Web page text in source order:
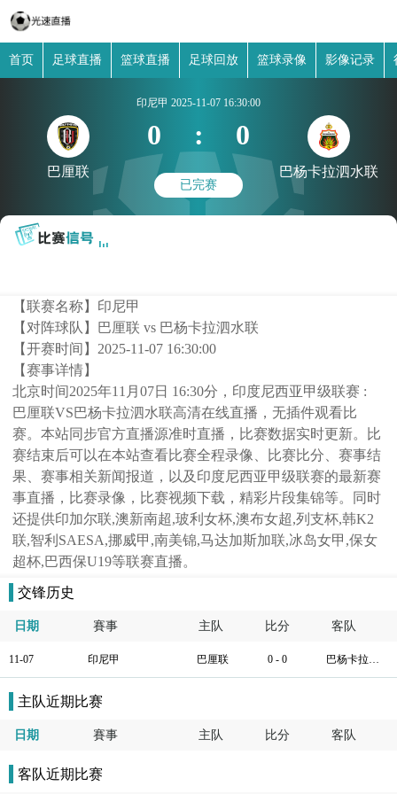
首页 足球直播 篮球直播 足球回放 篮球录像 影像记录
巴厘联
印尼甲 2025-11-07 16:30:00
0 : 0
已完赛
巴杨卡拉泗水联
【联赛名称】 印尼甲
【对阵球队】 巴厘联 vs 巴杨卡拉泗水联
【开赛时间】 2025-11-07 16:30:00
【赛事详情】
北京时间2025年11月07日 16:30分，印度尼西亚甲级联赛 :
巴厘联VS巴杨卡拉泗水联高清在线直播，无插件观看比
赛。本站同步官方直播源准时直播，比赛数据实时更新。比
赛结束后可以在本站查看比赛全程录像、比赛比分、赛事结
果、赛事相关新闻报道，以及印度尼西亚甲级联赛的最新赛
事直播，比赛录像，比赛视频下载，精彩片段集锦等。同时
还提供印加尔联,澳新南超,玻利女杯,澳布女超,列支杯,韩K2
联,智利SAESA,挪威甲,南美锦,马达加斯加联,冰岛女甲,保女
超杯,巴西保U19等联赛直播。
交锋历史
日期 賽事 主队 比分 客队
11-07 印尼甲 巴厘联 0 - 0 巴杨卡拉泗水联
主队近期比赛
日期 賽事 主队 比分 客队
客队近期比赛